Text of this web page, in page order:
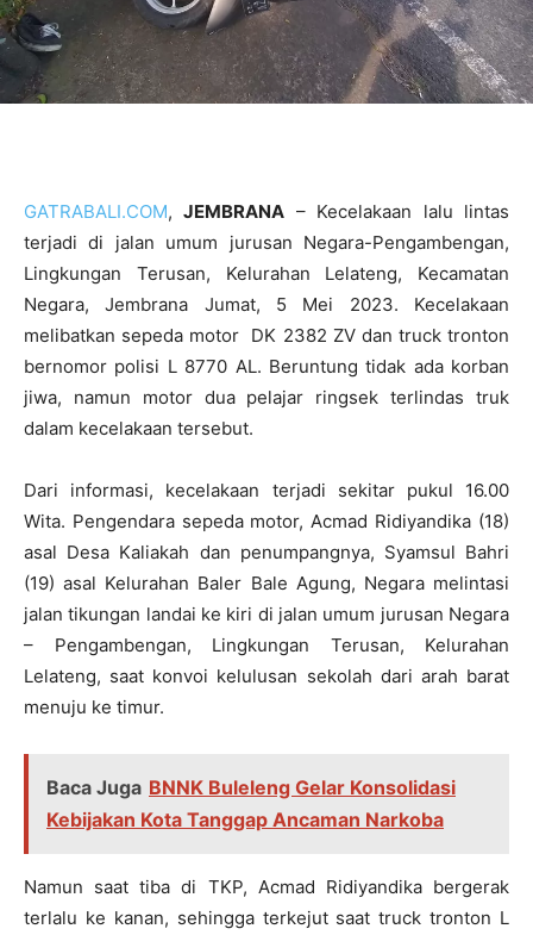
GATRABALI.COM,JEMBRANA – Kecelakaan lalu lintas
terjadi di jalan umum jurusan Negara-Pengambengan,
Lingkungan Terusan, Kelurahan Lelateng, Kecamatan
Negara, Jembrana Jumat, 5 Mei 2023. Kecelakaan
melibatkan sepeda motor DK 2382 ZV dan truck tronton
bernomor polisi L 8770 AL. Beruntung tidak ada korban
jiwa, namun motor dua pelajar ringsek terlindas truk
dalam kecelakaan tersebut.
Dari informasi, kecelakaan terjadi sekitar pukul 16.00
Wita. Pengendara sepeda motor, Acmad Ridiyandika (18)
asal Desa Kaliakah dan penumpangnya, Syamsul Bahri
(19) asal Kelurahan Baler Bale Agung, Negara melintasi
jalan tikungan landai ke kiri di jalan umum jurusan Negara
– Pengambengan, Lingkungan Terusan, Kelurahan
Lelateng, saat konvoi kelulusan sekolah dari arah barat
menuju ke timur.
Baca Juga BNNK Buleleng Gelar Konsolidasi
Kebijakan Kota Tanggap Ancaman Narkoba
Namun saat tiba di TKP, Acmad Ridiyandika bergerak
terlalu ke kanan, sehingga terkejut saat truck tronton L